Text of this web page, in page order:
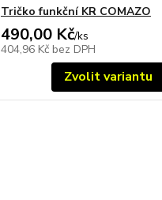
Tričko funkční KR COMAZO
490,00 Kč/ks
404,96 Kč bez DPH
Zvolit variantu